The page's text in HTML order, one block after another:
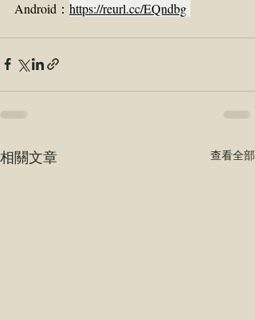
Android： https://reurl.cc/EQndbg
相關文章 查看全部